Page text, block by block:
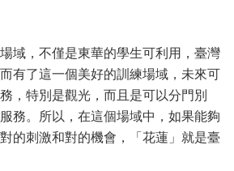
域，不僅是東華的學生可利用，臺灣
有了這一個美好的訓練場域，未來可
，特別是觀光，而且是可以分門別
務。所以，在這個場域中，如果能夠
的刺激和對的機會，「花蓮」就是臺